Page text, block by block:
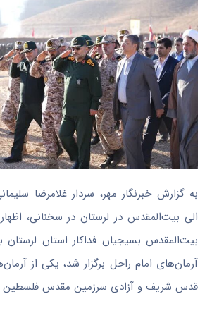
به گزارش خبرنگار مهر، سردار غلامرضا
الی بیت‌المقدس در لرستان در سخنانی،
بیت‌المقدس بسیجیان فداکار استان لرستان
آرمان‌های امام راحل برگزار شد، یکی از
قدس شریف و آزادی سرزمین مقدس فلسطین